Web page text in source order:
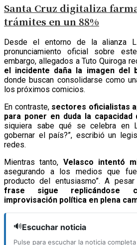
Santa Cruz digitaliza
trámites en un 88%
Desde el entorno de la alianza
pronunciamiento oficial sobre
embargo, allegados a Tuto Quiroga
el incidente daña la imagen del
donde buscan consolidarse como
los próximos comicios.
En contraste, sectores oficialistas
para poner en duda la capacidad
siquiera sabe qué se celebra en
gobernar el país?”, escribió un
redes.
Mientras tanto, Velasco intentó
asegurando a los medios que
producto del entusiasmo”. A
frase sigue replicándose
improvisación política en plena
🔊Escuchar noticia
Pulse para escuchar la noticia completa